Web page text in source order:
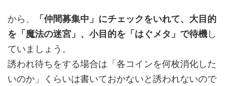
から、
「仲間募集中」にチェックをいれて、大目的
を「魔法の迷宮」、小目的を「はぐメタ」で待機 し
ていましょう。
誘われ待ちをする場合は「各コインを何枚消化した
いのか」くらいは書いておかないと誘われないので